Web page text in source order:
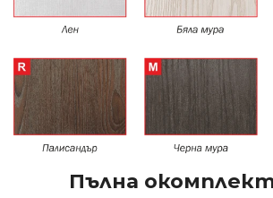
Пълна